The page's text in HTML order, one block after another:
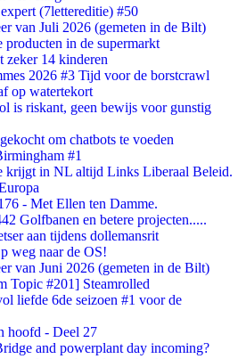
(7lettereditie) #50
van Juli 2026 (gemeten in de Bilt)
in de supermarkt
zeker 14 kinderen
2026 #3 Tijd voor de borstcrawl
op watertekort
is riskant, geen bewijs voor gunstig
om chatbots te voeden
#1
krijgt in NL altijd Links Liberaal Beleid.
- Met Ellen ten Damme.
Golfbanen en betere projecten.....
aan tijdens dollemansrit
weg naar de OS!
van Juni 2026 (gemeten in de Bilt)
Topic #201] Steamrolled
liefde 6de seizoen #1 voor de
hoofd - Deel 27
and powerplant day incoming?